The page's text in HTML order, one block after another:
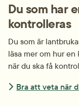
Du som har
kontrolleras
Du som är
läsa mer om hur
när du ska få
Bra att veta när